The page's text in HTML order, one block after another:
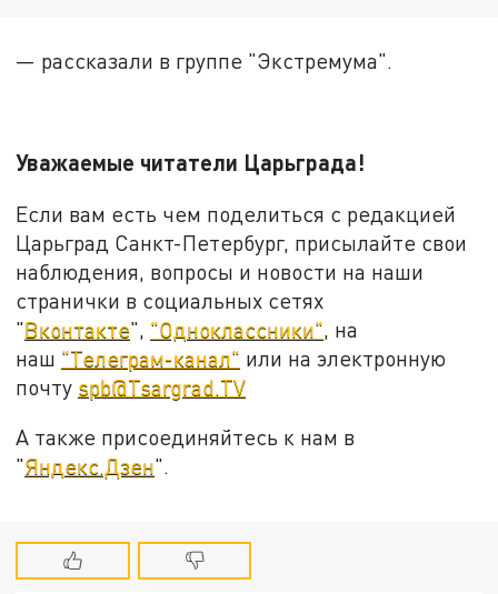
— рассказали в группе "Экстремума".
Уважаемые читатели Царьграда!
Если вам есть чем поделиться с редакцией
Царьград Санкт-Петербург, присылайте свои
наблюдения, вопросы и новости на наши
странички в социальных сетях
"Вконтакте", "Одноклассники", на
наш "Телеграм-канал" или на электронную
почту spb@Tsargrad.TV
А также присоединяйтесь к нам в
"Яндекс.Дзен".